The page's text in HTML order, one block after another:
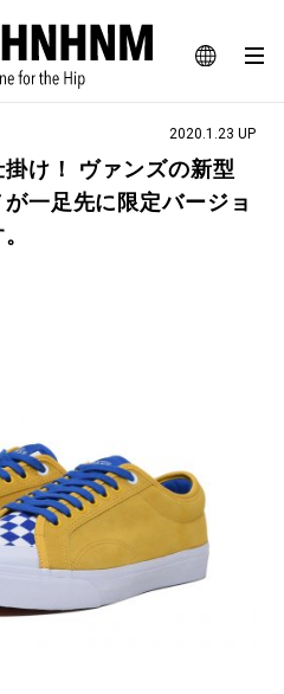
JA
EN
SNAP
ャー、ライフスタイルWEBマガジン
IT #AH.H
#MUSIC #MOVIE
#OUTDOOR
HANDBOOK
2020.1.23 UP
け！ ヴァンズの新型
一足先に限定バージョ